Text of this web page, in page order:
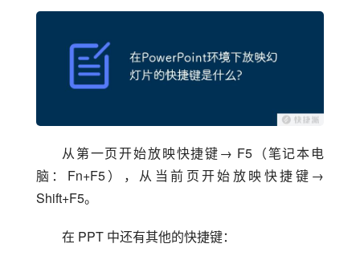
从第一页开始放映快捷键→ F5（笔记本电
脑：Fn+F5），从当前页开始放映快捷键→
Shift+F5。
在 PPT 中还有其他的快捷键：